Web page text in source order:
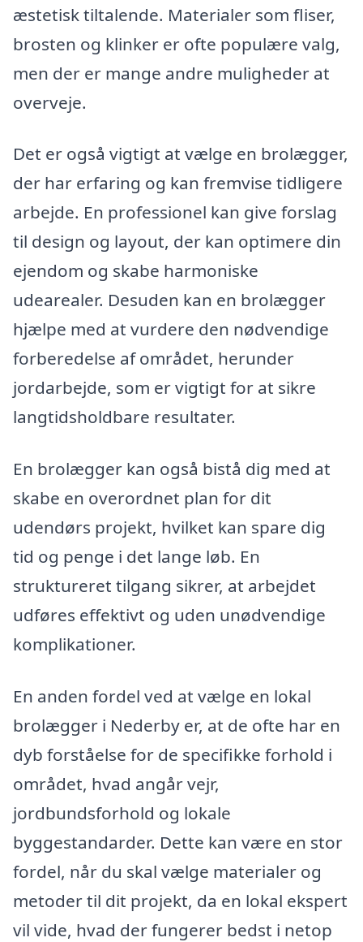
æstetisk tiltalende. Materialer som fliser,
brosten og klinker er ofte populære valg,
men der er mange andre muligheder at
overveje.
Det er også vigtigt at vælge en brolægger,
der har erfaring og kan fremvise tidligere
arbejde. En professionel kan give forslag
til design og layout, der kan optimere din
ejendom og skabe harmoniske
udearealer. Desuden kan en brolægger
hjælpe med at vurdere den nødvendige
forberedelse af området, herunder
jordarbejde, som er vigtigt for at sikre
langtidsholdbare resultater.
En brolægger kan også bistå dig med at
skabe en overordnet plan for dit
udendørs projekt, hvilket kan spare dig
tid og penge i det lange løb. En
struktureret tilgang sikrer, at arbejdet
udføres effektivt og uden unødvendige
komplikationer.
En anden fordel ved at vælge en lokal
brolægger i Nederby er, at de ofte har en
dyb forståelse for de specifikke forhold i
området, hvad angår vejr,
jordbundsforhold og lokale
byggestandarder. Dette kan være en stor
fordel, når du skal vælge materialer og
metoder til dit projekt, da en lokal ekspert
vil vide, hvad der fungerer bedst i netop